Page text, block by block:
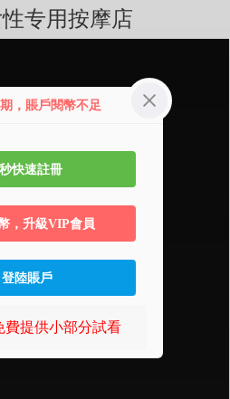
专用按摩店
，賬戶閱幣不足
快速註冊
，升級VIP會員
登陸賬戶
費提供小部分試看